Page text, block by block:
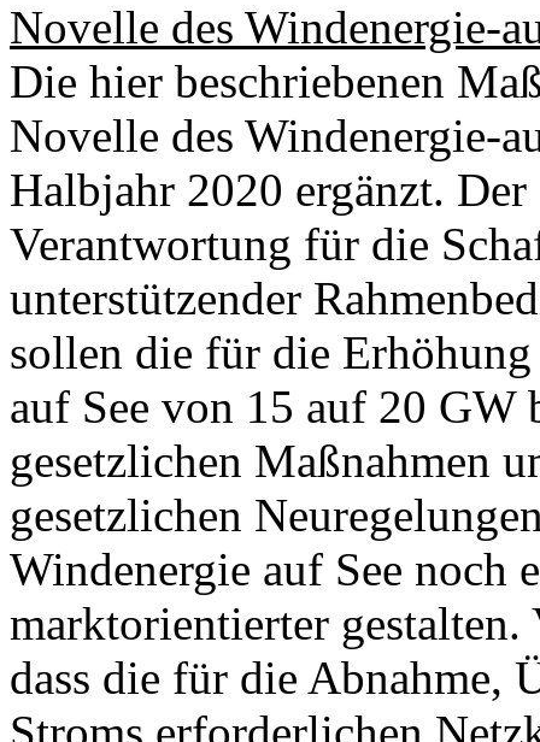
Novelle des Windenergie-
Die hier beschriebenen
Novelle des Windenergie-
Halbjahr 2020 ergänzt.
Verantwortung für die
unterstützender
sollen die für die
auf See von 15 auf 20
gesetzlichen Maßnahmen
gesetzlichen
Windenergie auf See noch
marktorientierter gestalten.
dass die für die Abnahme,